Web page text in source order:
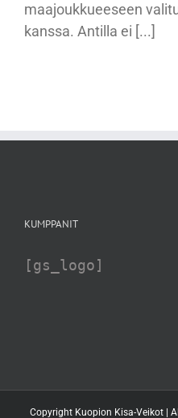
maajoukkueeseen
kanssa. Antilla ei [...]
KUMPPANIT
[gs_logo]
Copyright Kuopion Kisa-Veikot |